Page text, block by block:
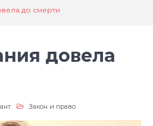
до смерти
довела
Закон и право